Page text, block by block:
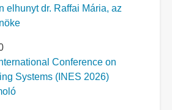
elhunyt dr. Raffai Mária, az
Conference on
Systems (INES 2026)